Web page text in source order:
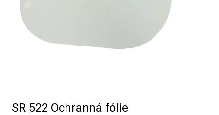
SR 522 Ochranná fólie